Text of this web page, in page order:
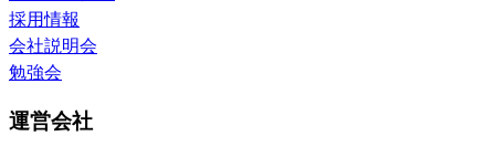
採用情報
会社説明会
勉強会
運営会社